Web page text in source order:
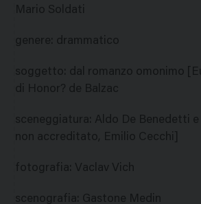
Mario Soldati
genere: drammatico
soggetto: dal romanzo omonimo
di Honor? de Balzac
sceneggiatura: Aldo De Benedetti
non accreditato, Emilio Cecchi]
fotografia: Vaclav Vich
scenografia: Gastone Medin